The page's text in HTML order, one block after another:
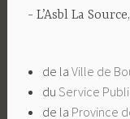
L’Asbl La
de la Ville de
du Service
de la Province